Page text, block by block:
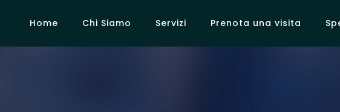
Home Chi Siamo Servizi Prenota una visita